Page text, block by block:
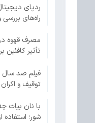
ردپای
راه‌های
مصرف قهوه
تأثیر کافئین
فیلم صد سال
توقیف و اکران
با نان بیات
شور؛ استفاده